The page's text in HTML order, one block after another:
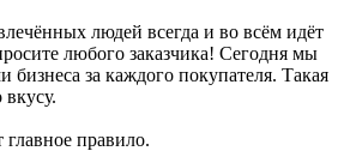
людей всегда и во всём идёт
любого заказчика! Сегодня мы
бизнеса за каждого покупателя. Такая
главное правило.